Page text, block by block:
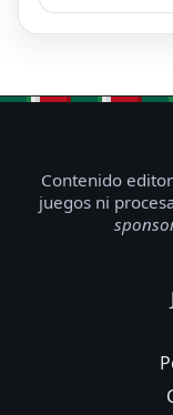
Contenido
juegos ni